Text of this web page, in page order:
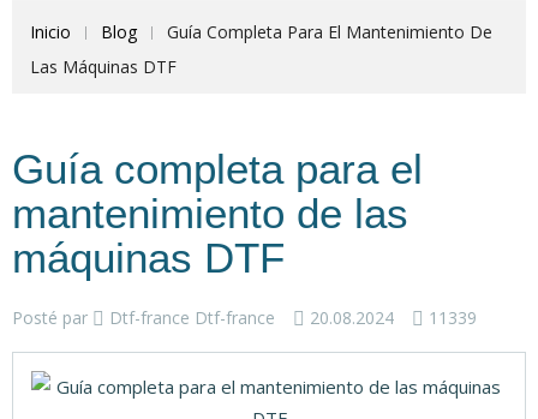
Inicio Blog
Guía Completa Para El Mantenimiento De
Las Máquinas DTF
Guía completa para el
mantenimiento de las
máquinas DTF
Posté par Dtf-france Dtf-france 20.08.2024 11339